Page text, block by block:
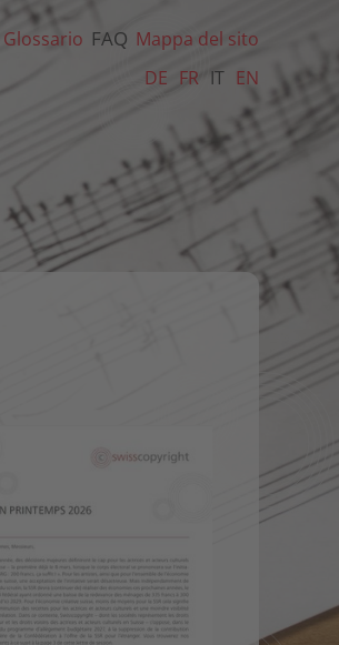
Glossario FAQ Mappa del sito
DE FR IT EN